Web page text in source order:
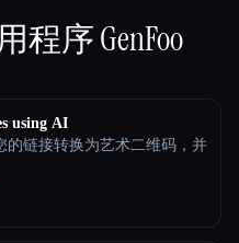
程序GenFoo
using AI
的链接转换为艺术二维码，并